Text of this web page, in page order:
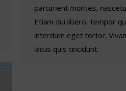
parturient montes,
Etiam dui libero, tempor
interdum eget tortor.
lacus quis tincidunt.